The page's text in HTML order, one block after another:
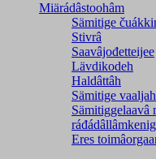
Miärádâstoohâm
Sämitige
Stivrâ
Saavâjođetteijee
Lävdikodeh
Haldâttâh
Sämitige vaaljah
Sämitiggelaavâ
Eres